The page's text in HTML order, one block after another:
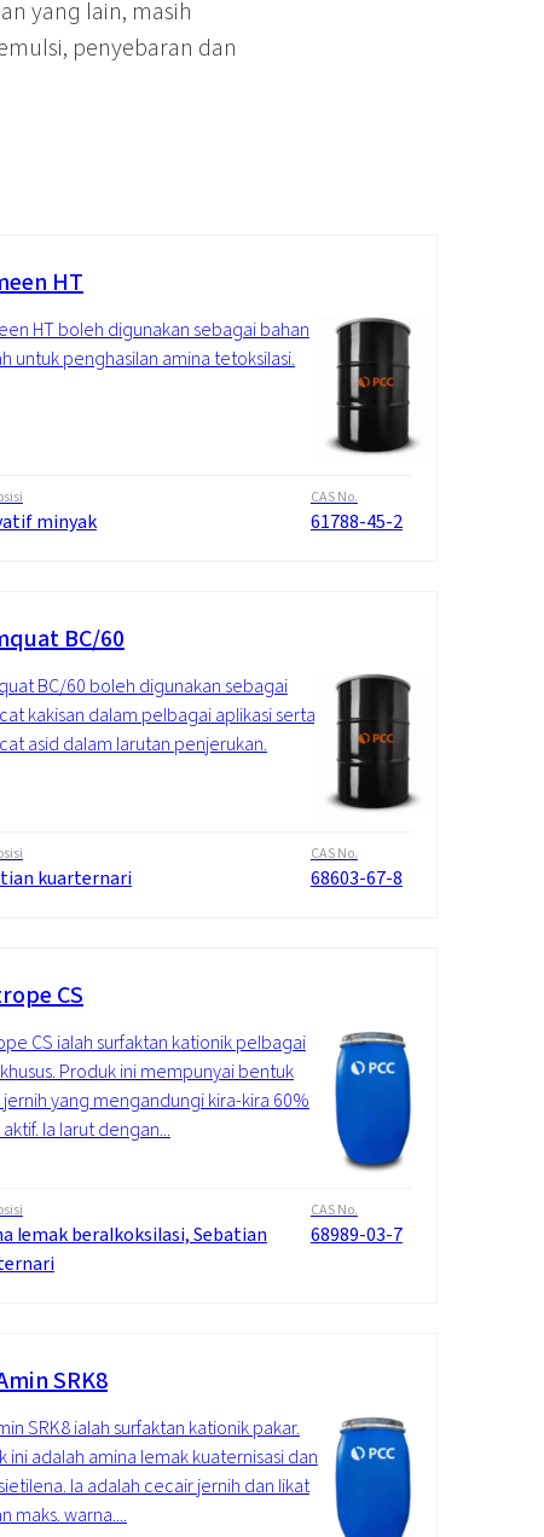
yang lain, masih
penyebaran dan
HT
HT boleh digunakan sebagai bahan
untuk penghasilan amina tetoksilasi.
minyak
CAS No.
61788-45-2
BC/60
BC/60 boleh digunakan sebagai
kakisan dalam pelbagai aplikasi serta
asid dalam larutan penjerukan.
kuarternari
CAS No.
68603-67-8
CS
CS ialah surfaktan kationik pelbagai
Produk ini mempunyai bentuk
yang mengandungi kira-kira 60%
Ia larut dengan...
lemak beralkoksilasi, Sebatian
CAS No.
68989-03-7
SRK8
SRK8 ialah surfaktan kationik pakar.
ini adalah amina lemak kuaternisasi dan
Ia adalah cecair jernih dan likat
maks. warna....